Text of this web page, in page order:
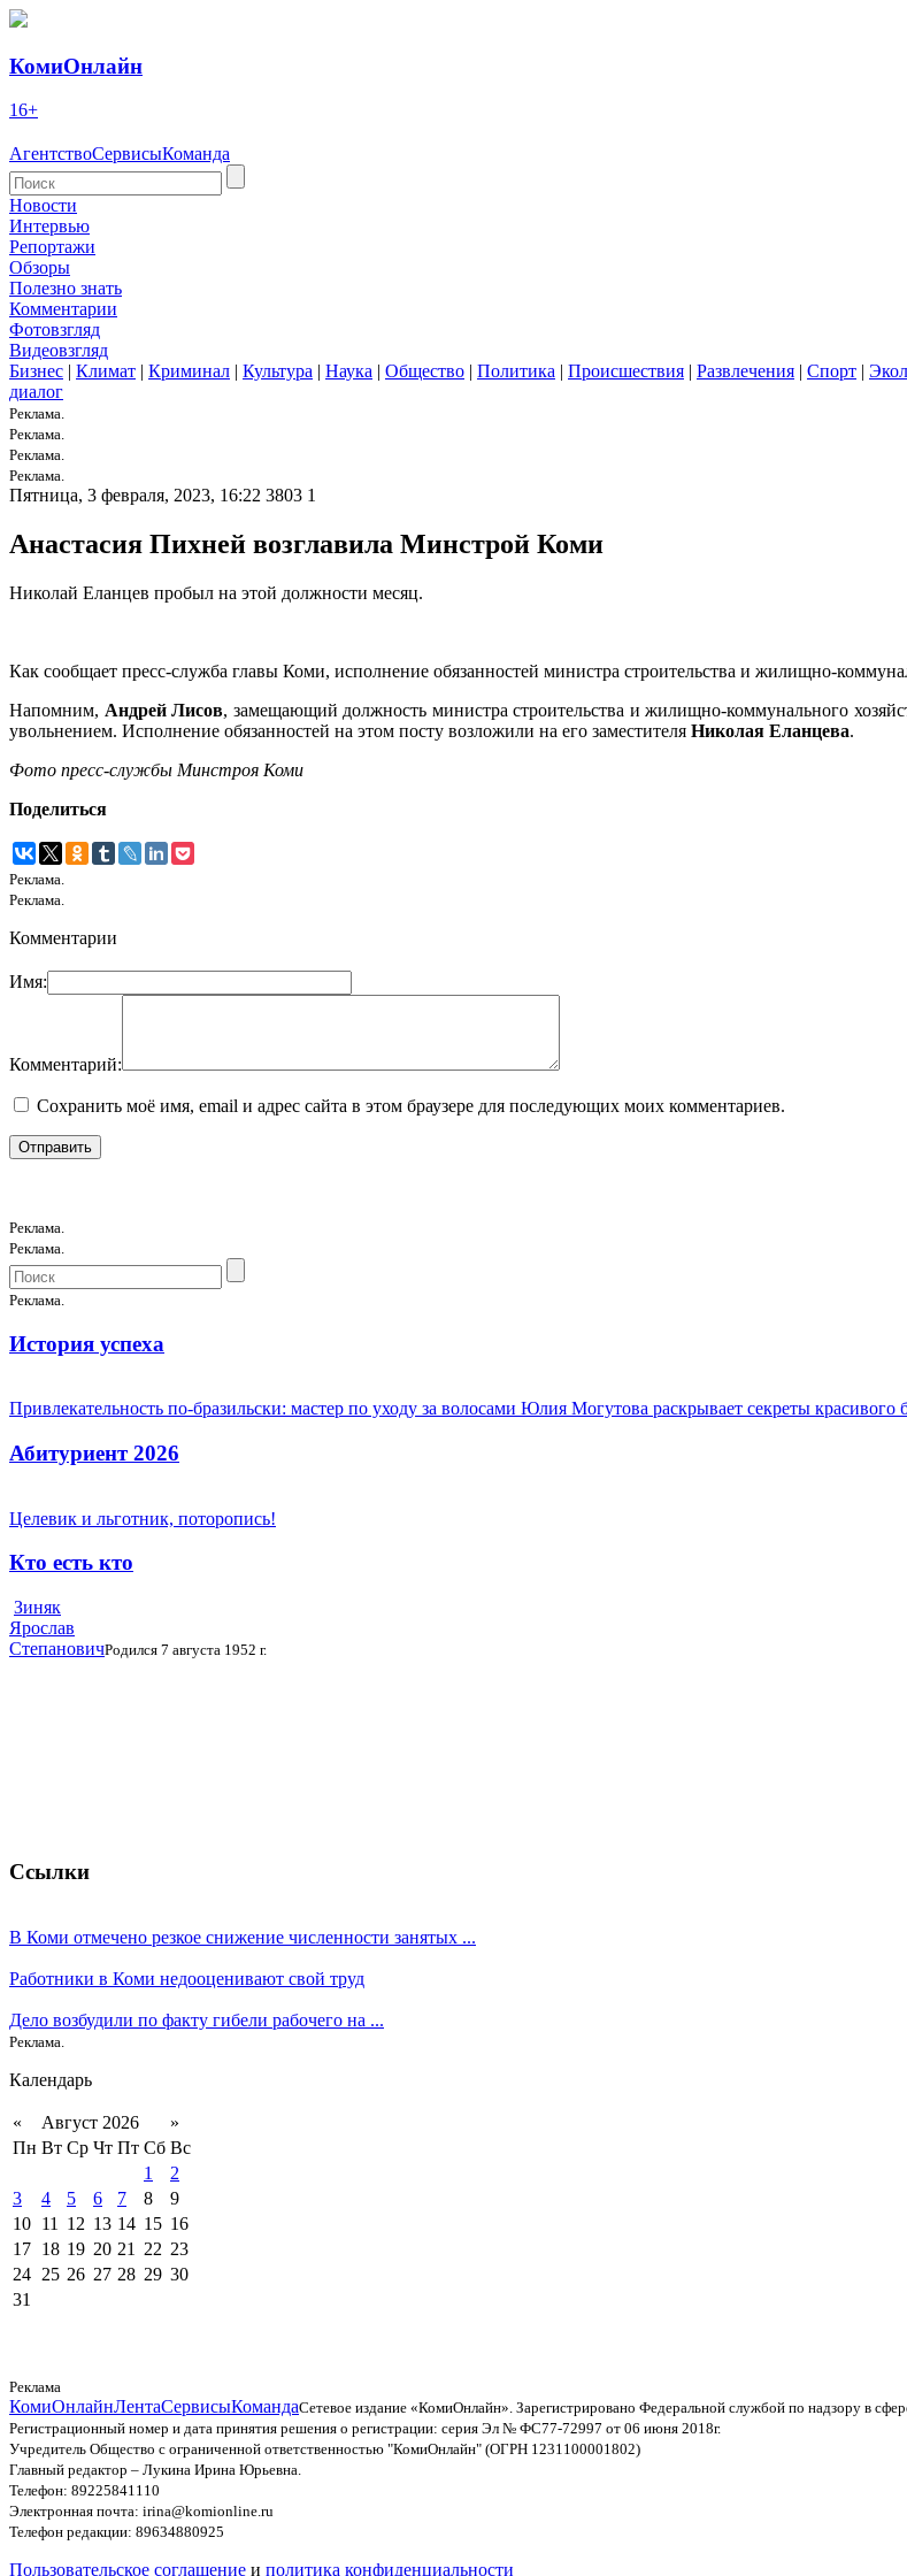
КомиОнлайн
16+
АгентствоСервисыКоманда
Новости
Интервью
Репортажи
Обзоры
Полезно знать
Комментарии
Фотовзгляд
Видеовзгляд
Бизнес | Климат | Криминал | Культура | Наука | Общество | Политика | Происшествия | Развлечения | Спорт |
диалог
Реклама.
Реклама.
Реклама.
Реклама.
Пятница, 3 февраля, 2023, 16:22 3803 1
Анастасия Пихней возглавила Минстрой Коми
Николай Еланцев пробыл на этой должности месяц.
Как сообщает пресс-служба главы Коми, исполнение обязанностей министра строительства и жилищно-
Напомним, Андрей Лисов, замещающий должность министра строительства и жилищно-коммунального
увольнением. Исполнение обязанностей на этом посту возложили на его заместителя Николая Еланцева.
Фото пресс-службы Минстроя Коми
Поделиться
Реклама.
Реклама.
Комментарии
Имя:
Комментарий:
Сохранить моё имя, email и адрес сайта в этом браузере для последующих моих комментариев.
Реклама.
Реклама.
Реклама.
История успеха
Привлекательность по-бразильски: мастер по уходу за волосами Юлия Могутова раскрывает секреты красивого
Абитуриент 2026
Целевик и льготник, поторопись!
Кто есть кто
Зиняк
Ярослав
СтепановичРодился 7 августа 1952 г.
Ссылки
В Коми отмечено резкое снижение численности занятых ...
Работники в Коми недооценивают свой труд
Дело возбудили по факту гибели рабочего на ...
Реклама.
Календарь
« Август 2026
»
Пн Вт Ср Чт Пт Сб Вс
1
2
3
4 5 6 7 8
9
10 11 12 13 14 15 16
17 18 19 20 21 22 23
24 25 26 27 28 29 30
31
Реклама
КомиОнлайнЛентаСервисыКомандаСетевое издание «КомиОнлайн». Зарегистрировано Федеральной службой по надзору в
Регистрационный номер и дата принятия решения о регистрации: серия Эл № ФС77-72997 от 06 июня 2018г.
Учредитель Общество с ограниченной ответственностью "КомиОнлайн" (ОГРН 1231100001802)
Главный редактор – Лукина Ирина Юрьевна.
Телефон: 89225841110
Электронная почта: irina@komionline.ru
Телефон редакции: 89634880925
Пользовательское соглашение и политика конфиденциальности